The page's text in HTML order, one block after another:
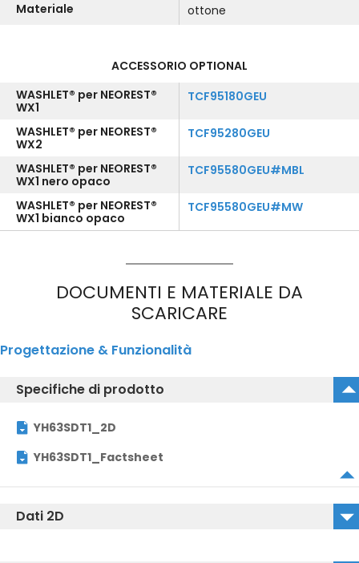
Materiale
ottone
ACCESSORIO OPTIONAL
WASHLET® per NEOREST®
WX1
TCF95180GEU
WASHLET® per NEOREST®
WX2
TCF95280GEU
WASHLET® per NEOREST®
WX1 nero opaco
TCF95580GEU#MBL
WASHLET® per NEOREST®
WX1 bianco opaco
TCF95580GEU#MW
DOCUMENTI E MATERIALE DA
SCARICARE
Progettazione & Funzionalità
Specifiche di prodotto
YH63SDT1_2D
YH63SDT1_Factsheet
Dati 2D